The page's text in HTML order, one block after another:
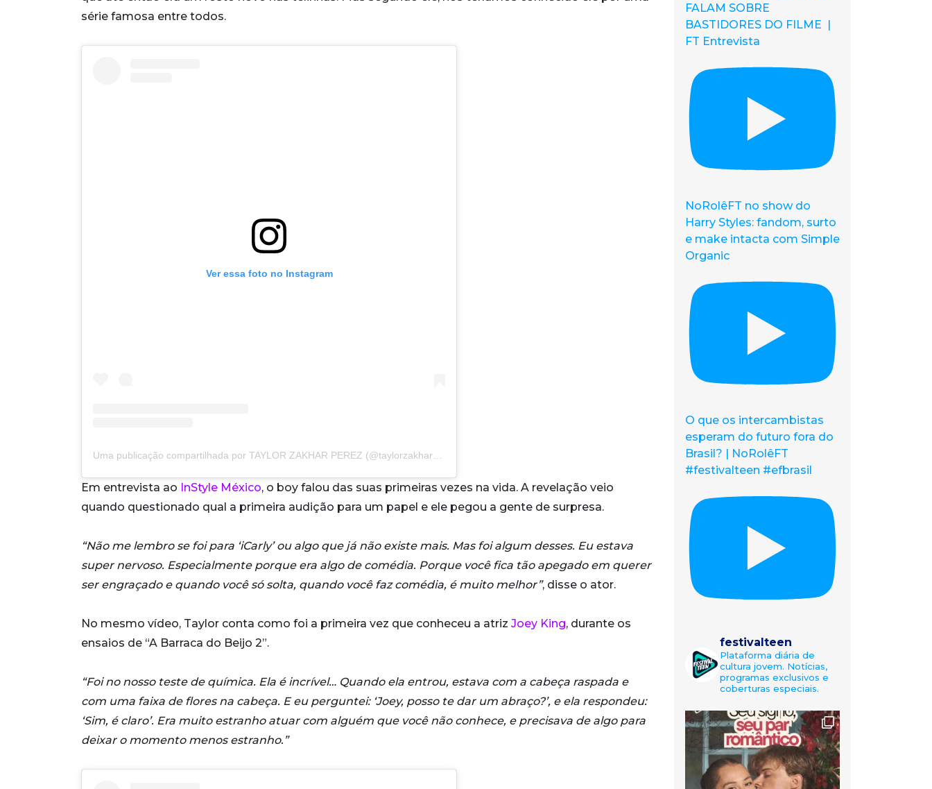
série famosa entre todos.
Ver essa foto no Instagram
Em entrevista ao InStyle México, o boy falou das suas primeiras vezes na vida. A revelação veio
quando questionado qual a primeira audição para um papel e ele pegou a gente de surpresa.
“Não me lembro se foi para ‘iCarly’ ou algo que já não existe mais. Mas foi algum desses. Eu estava
super nervoso. Especialmente porque era algo de comédia. Porque você fica tão apegado em querer
ser engraçado e quando você só solta, quando você faz comédia, é muito melhor”, disse o ator.
No mesmo vídeo, Taylor conta como foi a primeira vez que conheceu a atriz Joey King, durante os
ensaios de “A Barraca do Beijo 2”.
“Foi no nosso teste de química. Ela é incrível… Quando ela entrou, estava com a cabeça raspada e
com uma faixa de flores na cabeça. E eu perguntei: ‘Joey, posso te dar um abraço?’, e ela respondeu:
‘Sim, é claro’. Era muito estranho atuar com alguém que você não conhece, e precisava de algo para
deixar o momento menos estranho.”
FALAM SOBRE
BASTIDORES DO FILME |
FT Entrevista
NoRolêFT no show do
Harry Styles: fandom, surto
e make intacta com Simple
Organic
O que os intercambistas
esperam do futuro fora do
Brasil? | NoRolêFT
#festivalteen #efbrasil
festivalteen
Plataforma diária de
cultura jovem. Notícias,
programas exclusivos e
coberturas especiais.